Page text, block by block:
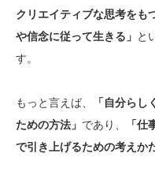
クリエイティブな思考をも
や信念に従って生きる」 と
す。
もっと言えば、
「自分ら
ための方法」 であり、
「
で引き上げるための考えか